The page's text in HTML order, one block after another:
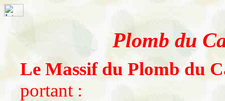
Plomb du
Le Massif du Plomb du
portant :